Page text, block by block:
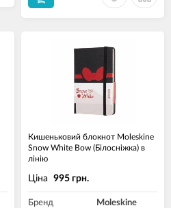
Кишеньковий блокнот Moleskine
Snow White Bow (Білосніжка) в
лінію
Ціна 995 грн.
Бренд Moleskine